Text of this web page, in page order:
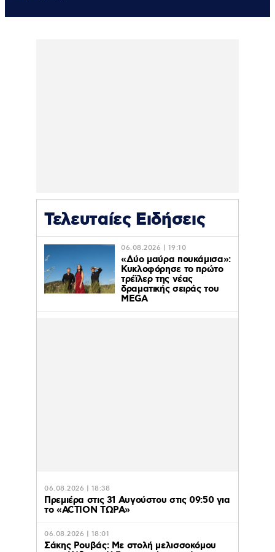
Τελευταίες Ειδήσεις
06.08.2026 | 19:10
«Δύο μαύρα πουκάμισα»:
Κυκλοφόρησε το πρώτο
τρέϊλερ της νέας
δραματικής σειράς του
MEGA
06.08.2026 | 18:38
Πρεμιέρα στις 31 Αυγούστου στις 09:50 για
το «ACTION ΤΩΡΑ»
06.08.2026 | 18:01
Σάκης Ρουβάς: Με στολή μελισσοκόμου